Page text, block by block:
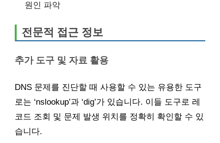
원인 파악
전문적 접근 정보
추가 도구 및 자료 활용
DNS 문제를 진단할 때 사용할 수 있는 유용한 도구
로는 ‘nslookup’과 ‘dig’가 있습니다. 이들 도구로 레
코드 조회 및 문제 발생 위치를 정확히 확인할 수 있
습니다.